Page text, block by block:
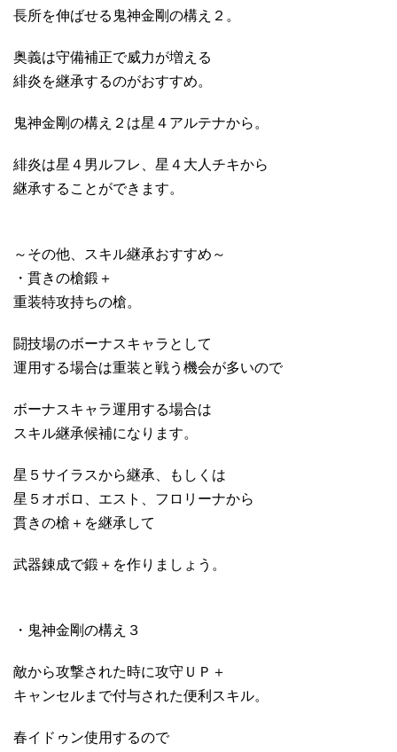
長所を伸ばせる鬼神金剛の構え２。
奥義は守備補正で威力が増える
緋炎を継承するのがおすすめ。
鬼神金剛の構え２は星４アルテナから。
緋炎は星４男ルフレ、星４大人チキから
継承することができます。
～その他、スキル継承おすすめ～
・貫きの槍鍛＋
重装特攻持ちの槍。
闘技場のボーナスキャラとして
運用する場合は重装と戦う機会が多いので
ボーナスキャラ運用する場合は
スキル継承候補になります。
星５サイラスから継承、もしくは
星５オボロ、エスト、フロリーナから
貫きの槍＋を継承して
武器錬成で鍛＋を作りましょう。
・鬼神金剛の構え３
敵から攻撃された時に攻守ＵＰ＋
キャンセルまで付与された便利スキル。
春イドゥン使用するので